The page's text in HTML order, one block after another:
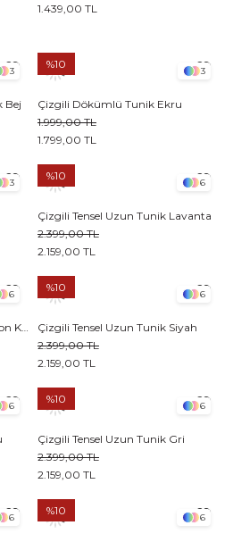
1.439,00 TL
3
Bej
3
Çizgili Dökümlü Tunik Ekru
1.799,00 TL
1.999,00 TL
%10
3 6
Çizgili Tensel Uzun Tunik Lavanta
2.159,00 TL
2.399,00 TL
%10
6 6
Çizgili Tensel Uzun Tunik Siyah
2.159,00 TL
2.399,00 TL
%10
6 6
Çizgili Tensel Uzun Tunik Gri
2.159,00 TL
2.399,00 TL
%10
6 6
%10